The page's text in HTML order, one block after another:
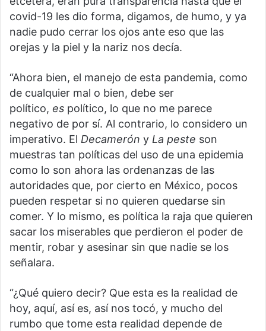
covid-19 les dio forma, digamos, de humo, y ya
nadie pudo cerrar los ojos ante eso que las
orejas y la piel y la nariz nos decía.
“Ahora bien, el manejo de esta pandemia, como
de cualquier mal o bien, debe ser
político, es político, lo que no me parece
negativo de por sí. Al contrario, lo considero un
imperativo. El Decamerón y La peste son
muestras tan políticas del uso de una epidemia
como lo son ahora las ordenanzas de las
autoridades que, por cierto en México, pocos
pueden respetar si no quieren quedarse sin
comer. Y lo mismo, es política la raja que quieren
sacar los miserables que perdieron el poder de
mentir, robar y asesinar sin que nadie se los
señalara.
“¿Qué quiero decir? Que esta es la realidad de
hoy, aquí, así es, así nos tocó, y mucho del
rumbo que tome esta realidad depende de